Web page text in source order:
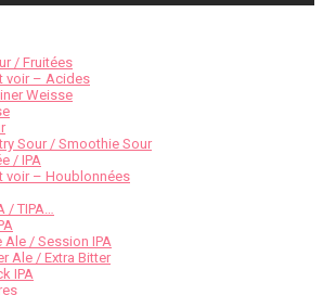
/ Fruitées
voir – Acides
Weisse
Sour / Smoothie Sour
/ IPA
voir – Houblonnées
/ TIPA…
Ale / Session IPA
Ale / Extra Bitter
IPA